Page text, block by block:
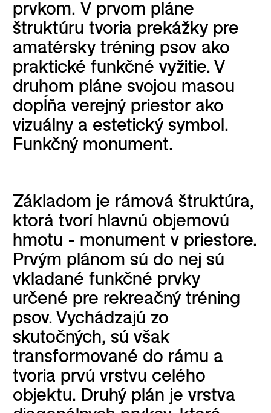
prvkom. V prvom pláne
štruktúru tvoria prekážky pre
amatérsky tréning psov ako
praktické funkčné vyžitie. V
druhom pláne svojou masou
dopĺňa verejný priestor ako
vizuálny a estetický symbol.
Funkčný monument.
Základom je rámová štruktúra,
ktorá tvorí hlavnú objemovú
hmotu - monument v priestore.
Prvým plánom sú do nej sú
vkladané funkčné prvky
určené pre rekreačný tréning
psov. Vychádzajú zo
skutočných, sú však
transformované do rámu a
tvoria prvú vrstvu celého
objektu. Druhý plán je vrstva